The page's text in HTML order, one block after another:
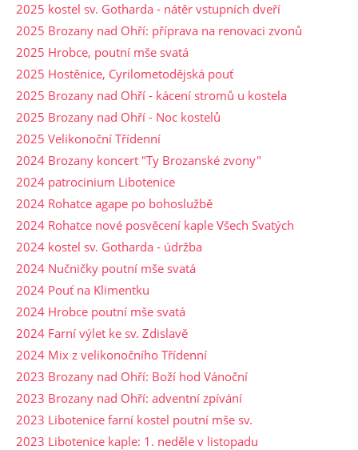
2025 kostel sv. Gotharda - nátěr vstupních dveří
2025 Brozany nad Ohří: příprava na renovaci zvonů
2025 Hrobce, poutní mše svatá
2025 Hostěnice, Cyrilometodějská pouť
2025 Brozany nad Ohří - kácení stromů u kostela
2025 Brozany nad Ohří - Noc kostelů
2025 Velikonoční Třídenní
2024 Brozany koncert "Ty Brozanské zvony"
2024 patrocinium Libotenice
2024 Rohatce agape po bohoslužbě
2024 Rohatce nové posvěcení kaple Všech Svatých
2024 kostel sv. Gotharda - údržba
2024 Nučničky poutní mše svatá
2024 Pouť na Klimentku
2024 Hrobce poutní mše svatá
2024 Farní výlet ke sv. Zdislavě
2024 Mix z velikonočního Třídenní
2023 Brozany nad Ohří: Boží hod Vánoční
2023 Brozany nad Ohří: adventní zpívání
2023 Libotenice farní kostel poutní mše sv.
2023 Libotenice kaple: 1. neděle v listopadu